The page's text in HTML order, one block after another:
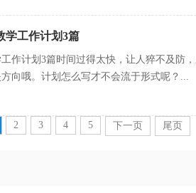
学工作计划3篇
工作计划3篇时间过得太快，让人猝不及防
向哦。计划怎么写才不会流于形式呢？...
2 3 4 5 下一页 尾页